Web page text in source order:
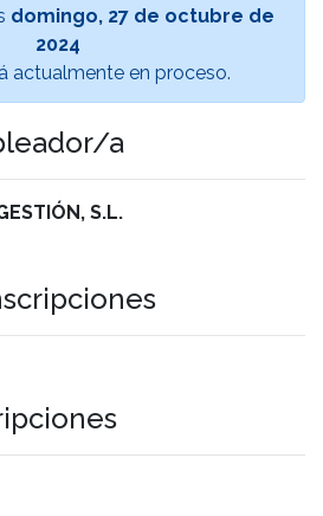
domingo, 27 de octubre de
2024
actualmente en proceso.
a
S.L.